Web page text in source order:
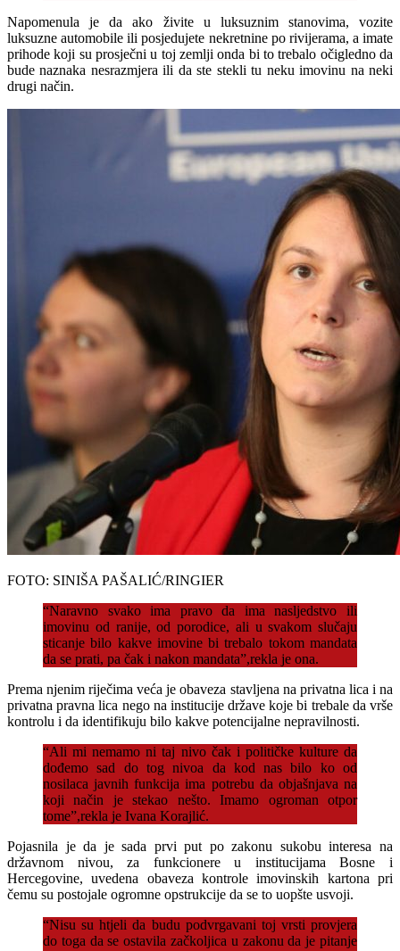
Napomenula je da ako živite u luksuznim stanovima, vozite
luksuzne automobile ili posjedujete nekretnine po rivijerama, a imate
prihode koji su prosječni u toj zemlji onda bi to trebalo očigledno da
bude naznaka nesrazmjera ili da ste stekli tu neku imovinu na neki
drugi način.
FOTO: SINIŠA PAŠALIĆ/RINGIER
“Naravno svako ima pravo da ima nasljedstvo ili
imovinu od ranije, od porodice, ali u svakom slučaju
sticanje bilo kakve imovine bi trebalo tokom mandata
da se prati, pa čak i nakon mandata”,rekla je ona.
Prema njenim riječima veća je obaveza stavljena na privatna lica i na
privatna pravna lica nego na institucije države koje bi trebale da vrše
kontrolu i da identifikuju bilo kakve potencijalne nepravilnosti.
“Ali mi nemamo ni taj nivo čak i političke kulture da
dođemo sad do tog nivoa da kod nas bilo ko od
nosilaca javnih funkcija ima potrebu da objašnjava na
koji način je stekao nešto. Imamo ogroman otpor
tome”,rekla je Ivana Korajlić.
Pojasnila je da je sada prvi put po zakonu sukobu interesa na
državnom nivou, za funkcionere u institucijama Bosne i
Hercegovine, uvedena obaveza kontrole imovinskih kartona pri
čemu su postojale ogromne opstrukcije da se to uopšte usvoji.
“Nisu su htjeli da budu podvrgavani toj vrsti provjera
do toga da se ostavila začkoljica u zakonu da je pitanje